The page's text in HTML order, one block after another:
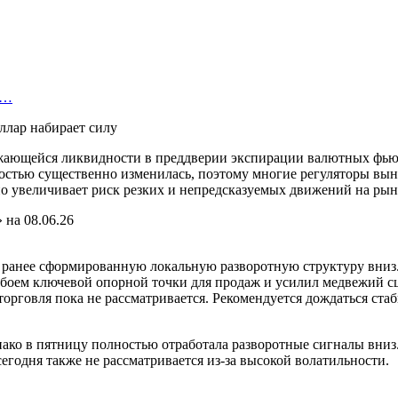
ликвидности в преддверии экспирации валютных
существенно изменилась, поэтому многие регуляторы
риск резких и непредсказуемых движений на
08.06.26
сформированную локальную разворотную структуру
ключевой опорной точки для продаж и усилил медвежий
пока не рассматривается. Рекомендуется дождаться
в пятницу полностью отработала разворотные сигналы
также не рассматривается из-за высокой волатильности.